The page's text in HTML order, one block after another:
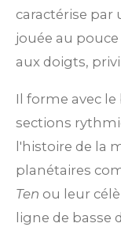
caractérise par
jouée au
aux doigts,
Il forme avec
sections
l'histoire de la
planétaires
Ten ou leur
ligne de